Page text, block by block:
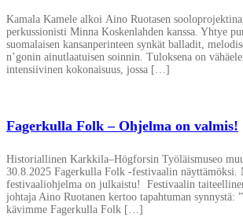
Kamala Kamele alkoi Aino Ruotasen
perkussionisti Minna Koskenlahden kanssa. Yhtye
suomalaisen kansanperinteen synkät balladit,
n’gonin ainutlaatuisen soinnin. Tuloksena on
intensiivinen kokonaisuus, jossa […]
Fagerkulla Folk – Ohjelma on valmis!
Historiallinen Karkkila–Högforsin Työläismuseo
30.8.2025 Fagerkulla Folk -festivaalin näyttämöksi.
festivaaliohjelma on julkaistu! Festivaalin
johtaja Aino Ruotanen kertoo tapahtuman synnystä:
kävimme Fagerkulla Folk […]